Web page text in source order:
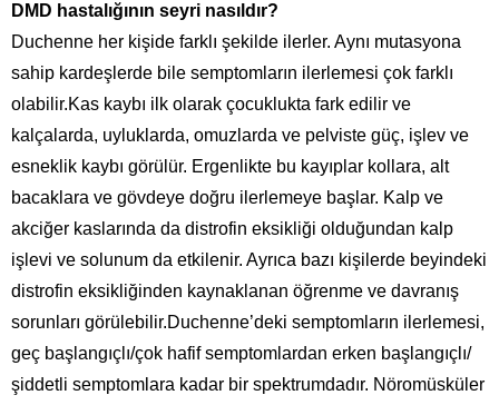
DMD hastalığının seyri nasıldır?
Duchenne her kişide farklı şekilde ilerler. Aynı mutasyona
sahip kardeşlerde bile semptomların ilerlemesi çok farklı
olabilir.Kas kaybı ilk olarak çocuklukta fark edilir ve
kalçalarda, uyluklarda, omuzlarda ve pelviste güç, işlev ve
esneklik kaybı görülür. Ergenlikte bu kayıplar kollara, alt
bacaklara ve gövdeye doğru ilerlemeye başlar. Kalp ve
akciğer kaslarında da distrofin eksikliği olduğundan kalp
işlevi ve solunum da etkilenir. Ayrıca bazı kişilerde beyindeki
distrofin eksikliğinden kaynaklanan öğrenme ve davranış
sorunları görülebilir.Duchenne’deki semptomların ilerlemesi,
geç başlangıçlı/çok hafif semptomlardan erken başlangıçlı/
şiddetli semptomlara kadar bir spektrumdadır. Nöromüsküler